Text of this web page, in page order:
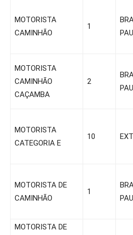
MOTORISTA
CAMINHÃO
1
MOTORISTA
CAMINHÃO
CAÇAMBA
2
MOTORISTA
CATEGORIA E
10
MOTORISTA DE
CAMINHÃO
1
MOTORISTA DE